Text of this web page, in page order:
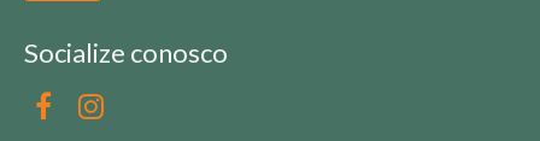
Socialize conosco